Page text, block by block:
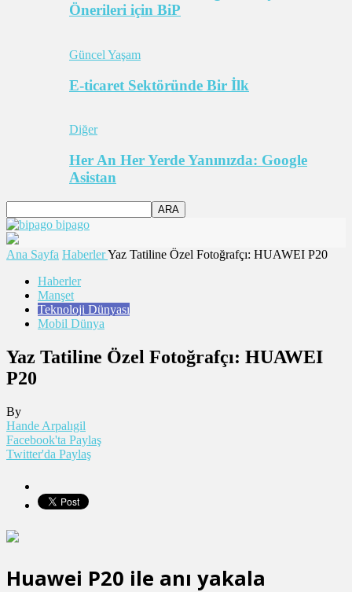
Önerileri için BiP
Güncel Yaşam
E-ticaret Sektöründe Bir İlk
Diğer
Her An Her Yerde Yanınızda: Google
Asistan
bipago
Ana Sayfa HaberlerYaz Tatiline Özel Fotoğrafçı: HUAWEI P20
Haberler
Manşet
Teknoloji Dünyası
Mobil Dünya
Yaz Tatiline Özel Fotoğrafçı: HUAWEI
P20
By
Hande Arpalıgil
Facebook'ta Paylaş
Twitter'da Paylaş
Huawei P20 ile anı yakala